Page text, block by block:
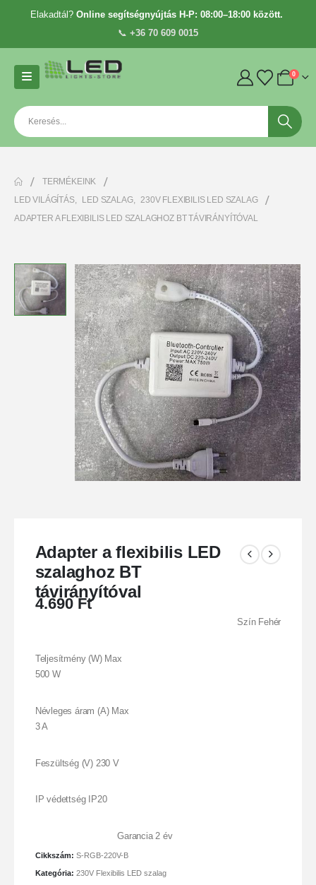
Elakadtál? Online segítségnyújtás H-P: 08:00–18:00 között.
📞 +36 70 609 0015
0
TERMÉKEINK
LED VILÁGÍTÁS, LED SZALAG, 230V FLEXIBILIS LED SZALAG
ADAPTER A FLEXIBILIS LED SZALAGHOZ BT TÁVIRÁNYÍTÓVAL
Adapter a flexibilis LED
szalaghoz BT
távirányítóval
4.690Ft
Szín Fehér
Teljesítmény (W) Max
500 W
Névleges áram (A) Max
3 A
Feszültség (V) 230 V
IP védettség IP20
Garancia 2 év
Cikkszám: S-RGB-220V-B
Kategória: 230V Flexibilis LED szalag